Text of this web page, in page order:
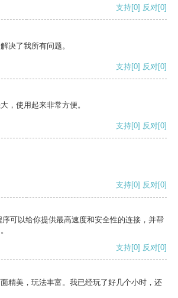
支持[0] 反对[0]
决了我所有问题。
支持[0] 反对[0]
，使用起来非常方便。
支持[0] 反对[0]
支持[0] 反对[0]
可以给你提供最高速度和安全性的连接，并帮
支持[0] 反对[0]
精美，玩法丰富。我已经玩了好几个小时，还